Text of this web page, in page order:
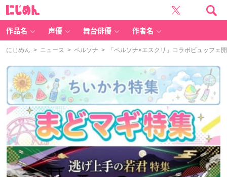
作品名 声優 舞台俳優 作者名
にじめん > ニュース > ペルソナ > 「ペルソナ×エスクリ」コラボビュッフェ